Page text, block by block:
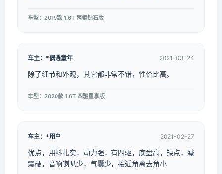
车型：2019款 1.6T 两驱钻石版
车主：*偶遇童年 2021-03-24
除了细节和外观，其它都非常不错，性价比高。
车型：2020款 1.6T 四驱星享版
车主：*用户 2021-02-27
优点，用料扎实，动力强，有四驱，底盘高，缺点，减
震硬，音响喇叭少，气囊少，接近角离去角小